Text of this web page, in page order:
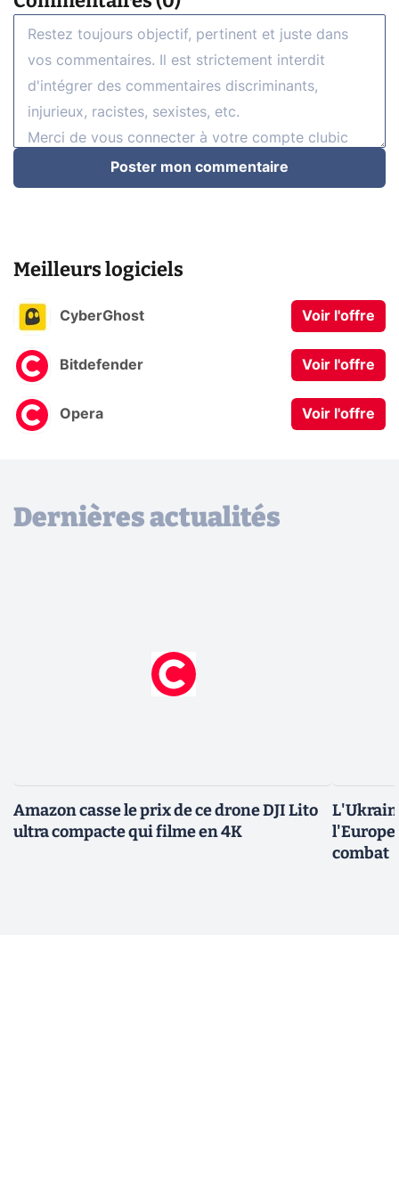
Poster mon commentaire
Meilleurs logiciels
CyberGhost Voir l'offre
Bitdefender Voir l'offre
Opera Voir l'offre
Dernières actualités
Amazon casse le prix de ce drone DJI Lito
ultra compacte qui filme en 4K
l'Europe
combat